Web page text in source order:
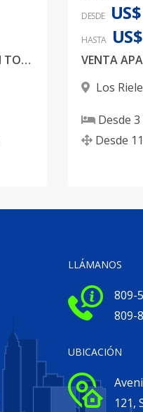
VENTA APARTAMENTOS EN TORRE DE 6 NIVELES EN LOS RIELES
DESDE
HASTA
Los
Desde 3
Desde
LLÁMANOS
809-
809-
UBICACIÓN
121,